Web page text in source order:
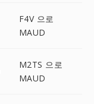
F4V 으로
MAUD
M2TS 으로
MAUD